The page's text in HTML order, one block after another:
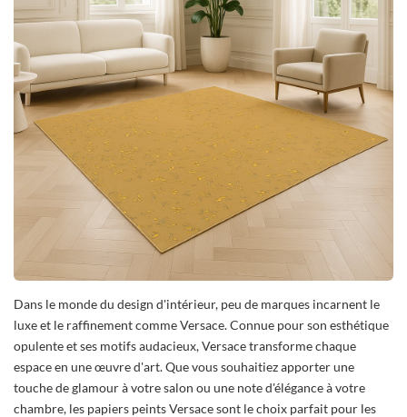
Dans le monde du design d'intérieur, peu de marques incarnent le
luxe et le raffinement comme Versace. Connue pour son esthétique
opulente et ses motifs audacieux, Versace transforme chaque
espace en une œuvre d'art. Que vous souhaitiez apporter une
touche de glamour à votre salon ou une note d'élégance à votre
chambre, les papiers peints Versace sont le choix parfait pour les